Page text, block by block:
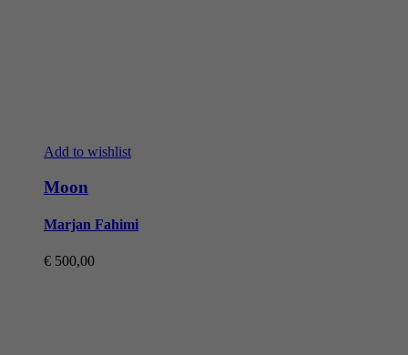
Add to wishlist
Moon
Marjan Fahimi
€ 500,00